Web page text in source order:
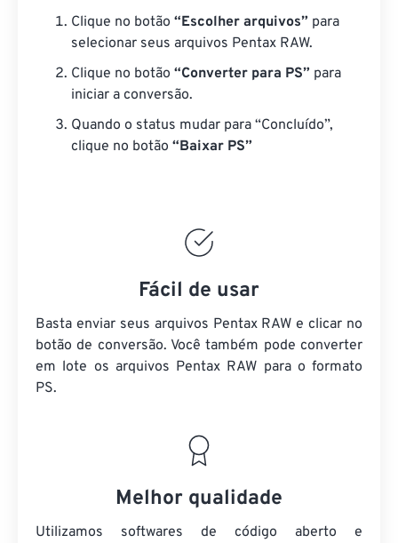
Clique no botão “Escolher arquivos” para
selecionar seus arquivos Pentax RAW.
Clique no botão “Converter para PS” para
iniciar a conversão.
Quando o status mudar para “Concluído”,
clique no botão “Baixar PS”
Fácil de usar
Basta enviar seus arquivos Pentax RAW e clicar no
botão de conversão. Você também pode converter
em lote os arquivos Pentax RAW para o formato
PS.
Melhor qualidade
Utilizamos softwares de código aberto e